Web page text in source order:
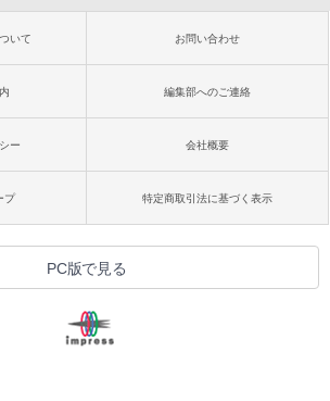
いて お問い合わせ
編集部へのご連絡
ー 会社概要
プ 特定商取引法に基づく表示
PC版で見る